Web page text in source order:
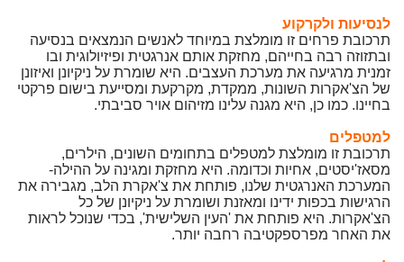
לנסיעות ולקרקוע
תרכובת פרחים זו מומלצת במיוחד לאנשים הנמצאים בנסיעה
ובתזוזה רבה בחייהם, מחזקת אותם אנרגטית ופיזיולוגית ובו
זמנית מרגיעה את מערכת העצבים. היא שומרת על ניקיונן ואיזונן
של הצ'אקרות השונות, ממקדת, מקרקעת ומסייעת בישום פרקטי
בחיינו. כמו כן, היא מגנה עלינו מזיהום אויר סביבתי.
למטפלים
תרכובת זו מומלצת למטפלים בתחומים השונים, הילרים,
מסאז'יסטים, אחיות וכדומה. היא מחזקת ומגינה על ההילה-
המערכת האנרגטית שלנו, פותחת את צ'אקרת הלב, מגבירה את
הרגישות בכפות ידינו ומאזנת ושומרת על ניקיונן של כל
הצ'אקרות. היא פותחת את 'העין השלישית', בכדי שנוכל לראות
את האחר מפרספקטיבה רחבה יותר.